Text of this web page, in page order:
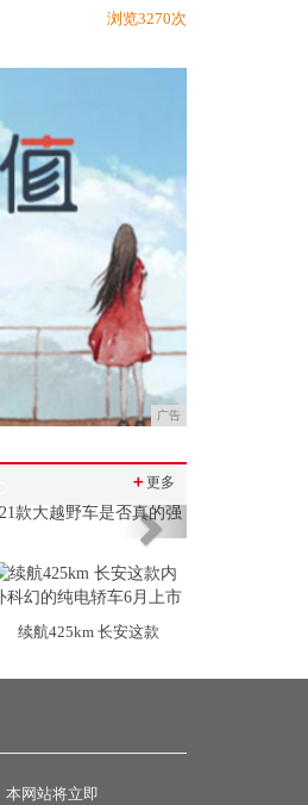
浏览3270次
广告
＋更多
Next
续航425km 长安这款
本网站将立即